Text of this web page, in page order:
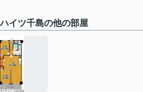
イツ千島の他の部屋